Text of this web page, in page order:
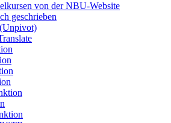
von der NBU-Website
geschrieben